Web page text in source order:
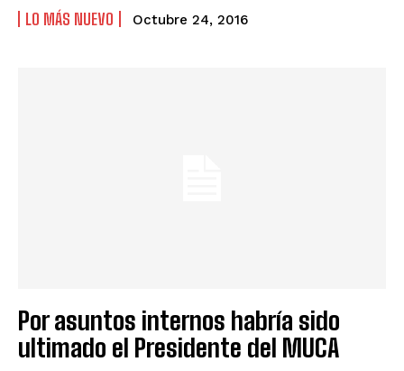
LO MÁS NUEVO Octubre 24, 2016
Por asuntos internos habría sido
ultimado el Presidente del MUCA